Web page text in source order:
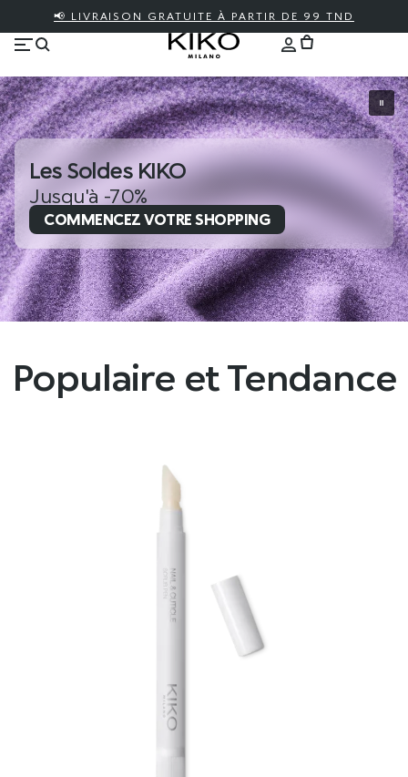
📢 LIVRAISON GRATUITE À PARTIR DE 99 TND
Les Soldes KIKO
Jusqu'à -70%
COMMENCEZ VOTRE SHOPPING
Populaire et Tendance